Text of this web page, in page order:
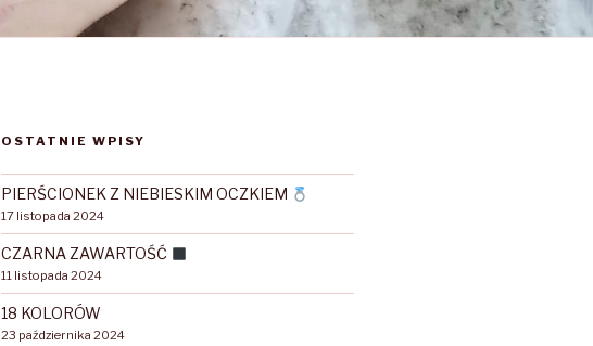
OSTATNIE WPISY
PIERŚCIONEK Z NIEBIESKIM OCZKIEM
17 listopada 2024
CZARNA ZAWARTOŚĆ
11 listopada 2024
18 KOLORÓW
23 października 2024